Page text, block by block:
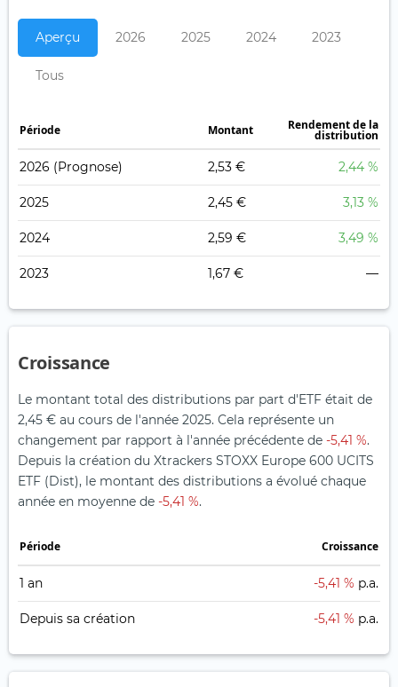
Aperçu 2026 2025 2024 2023
Tous
Période Montant Rendement de la
distribution
2026 (Prognose) 2,53 € 2,44 %
2025 2,45 € 3,13 %
2024 2,59 € 3,49 %
2023 1,67 € —
Croissance
Le montant total des distributions par part d'ETF était de
2,45 € au cours de l'année 2025. Cela représente un
changement par rapport à l'année précédente de -5,41 %.
Depuis la création du Xtrackers STOXX Europe 600 UCITS
ETF (Dist), le montant des distributions a évolué chaque
année en moyenne de -5,41 %.
Période Croissance
1 an -5,41 % p.a.
Depuis sa création -5,41 % p.a.